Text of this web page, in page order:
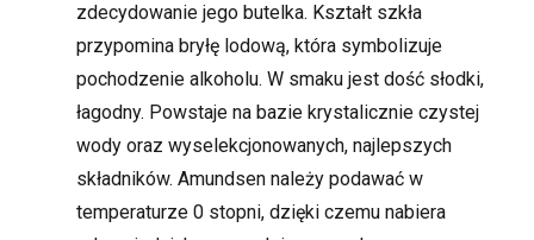
zdecydowanie jego butelka. Kształt szkła
przypomina bryłę lodową, która symbolizuje
pochodzenie alkoholu. W smaku jest dość słodki,
łagodny. Powstaje na bazie krystalicznie czystej
wody oraz wyselekcjonowanych, najlepszych
składników. Amundsen należy podawać w
temperaturze 0 stopni, dzięki czemu nabiera